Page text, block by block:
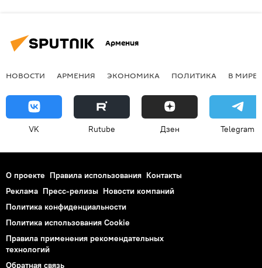
Армения
НОВОСТИ АРМЕНИЯ ЭКОНОМИКА ПОЛИТИКА В МИРЕ
VK Rutube Дзен Telegram
О проекте Правила использования Контакты
Реклама Пресс-релизы Новости компаний
Политика конфиденциальности
Политика использования Cookie
Правила применения рекомендательных
технологий
Обратная связь